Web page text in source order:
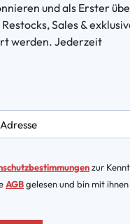
und als Erster
Sales &
werden. Jederzeit
zur
AGBgelesen und bin mit ihnen